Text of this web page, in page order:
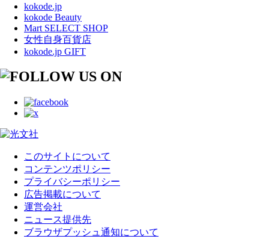
kokode.jp
kokode Beauty
Mart SELECT SHOP
女性自身百貨店
kokode.jp GIFT
このサイトについて
コンテンツポリシー
プライバシーポリシー
広告掲載について
運営会社
ニュース提供先
ブラウザプッシュ通知について